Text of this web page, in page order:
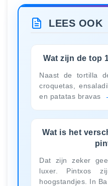
LEES OOK
Wat zijn de top
Naast de tortilla
croquetas,
en patatas bravas
Wat is het
Dat zijn zeker
luxer. Pintxos
hoogstandjes. In Ba